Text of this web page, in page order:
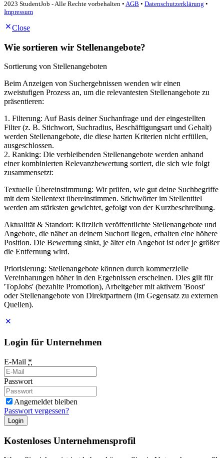
2023 StudentJob - Alle Rechte vorbehalten • AGB • Datenschutzerklärung •
Impressum
Close
Wie sortieren wir Stellenangebote?
Sortierung von Stellenangeboten
Beim Anzeigen von Suchergebnissen wenden wir einen
zweistufigen Prozess an, um die relevantesten Stellenangebote zu
präsentieren:
1. Filterung: Auf Basis deiner Suchanfrage und der eingestellten
Filter (z. B. Stichwort, Suchradius, Beschäftigungsart und Gehalt)
werden Stellenangebote, die diese harten Kriterien nicht erfüllen,
ausgeschlossen.
2. Ranking: Die verbleibenden Stellenangebote werden anhand
einer kombinierten Relevanzbewertung sortiert, die sich wie folgt
zusammensetzt:
Textuelle Übereinstimmung: Wir prüfen, wie gut deine Suchbegriffe
mit dem Stellentext übereinstimmen. Stichwörter im Stellentitel
werden am stärksten gewichtet, gefolgt von der Kurzbeschreibung.
Aktualität & Standort: Kürzlich veröffentlichte Stellenangebote und
Angebote, die näher an deinem Suchort liegen, erhalten eine höhere
Position. Die Bewertung sinkt, je älter ein Angebot ist oder je größer
die Entfernung wird.
Priorisierung: Stellenangebote können durch kommerzielle
Vereinbarungen höher in den Ergebnissen erscheinen. Dies gilt für
'TopJobs' (bezahlte Promotion), Arbeitgeber mit aktivem 'Boost'
oder Stellenangebote von Direktpartnern (im Gegensatz zu externen
Quellen).
Login für Unternehmen
E-Mail *
Passwort
Angemeldet bleiben
Passwort vergessen?
Login
Kostenloses Unternehmensprofil